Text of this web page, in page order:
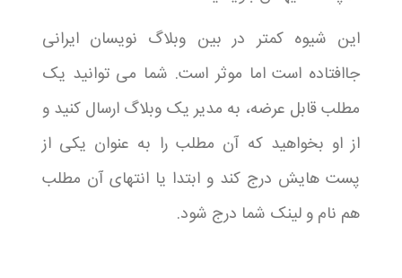
این شیوه کمتر در بین وبلاگ نویسان ایرانی
جاافتاده است اما موثر است. شما می توانید یک
مطلب قابل عرضه، به مدیر یک وبلاگ ارسال کنید و
از او بخواهید که آن مطلب را به عنوان یکی از
پست هایش درج کند و ابتدا یا انتهای آن مطلب
هم نام و لینک شما درج شود.